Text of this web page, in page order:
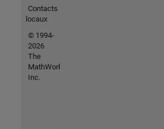
Contacts
locaux
© 1994-
2026
The
MathWorks,
Inc.